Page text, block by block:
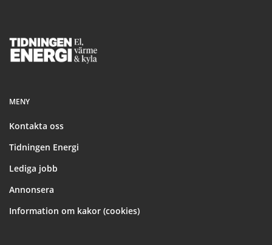
Footer
MENY
Kontakta oss
Tidningen Energi
Lediga jobb
Annonsera
Information om kakor (cookies)